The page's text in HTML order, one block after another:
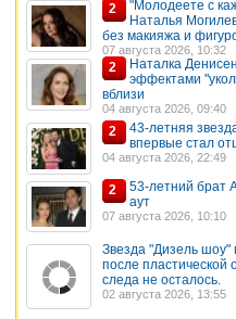
2
"Молодеете с
Наталья
без макияжа и
07 августа 2026, 10:32
2
Наталка
эффектами
вблизи
04 августа 2026, 09:40
2
43-летняя
впервые стал
04 августа 2026, 22:49
2
53-летний брат
аут
07 августа 2026, 10:10
Звезда "Дизель шоу"
после пластической
следа не осталось.
02 августа 2026, 13:55